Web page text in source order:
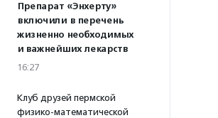
Препарат «Энхерту»
включили в перечень
жизненно необходимых
и важнейших лекарств
16:27
Клуб друзей пермской
физико-математической